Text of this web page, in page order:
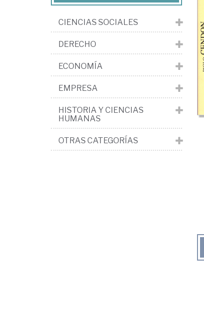
CIENCIAS SOCIALES
DERECHO
ECONOMÍA
EMPRESA
HISTORIA Y CIENCIAS
HUMANAS
OTRAS CATEGORÍAS